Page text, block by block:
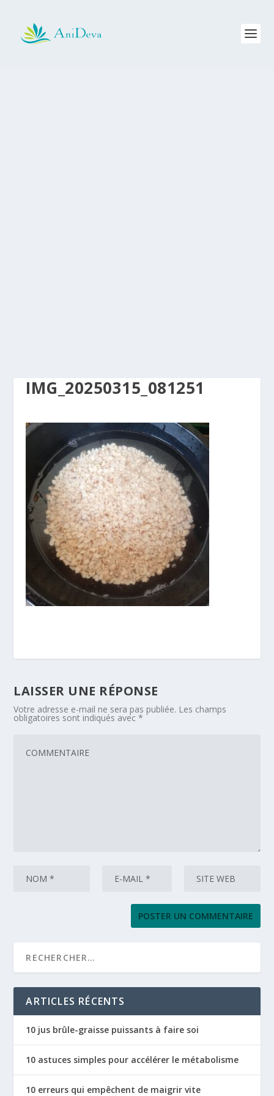
IMG_20250315_081251
LAISSER UNE RÉPONSE
Votre adresse e-mail ne sera pas publiée. Les champs
obligatoires sont indiqués avec*
ARTICLES RÉCENTS
10 jus brûle-graisse puissants à faire soi
10 astuces simples pour accélérer le métabolisme
10 erreurs qui empêchent de maigrir vite